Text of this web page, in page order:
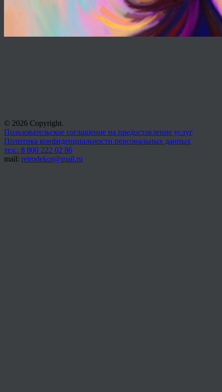
© 2026 Copyright.
Пользовательское соглашение на предоставление услуг
Политика конфиденциальности персональных данных
тел.: 8 800 222 02 86
mail: retrodekor@mail.ru